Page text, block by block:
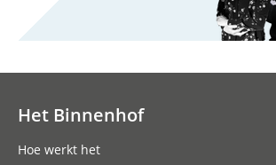
Het Binnenhof
Hoe werkt het